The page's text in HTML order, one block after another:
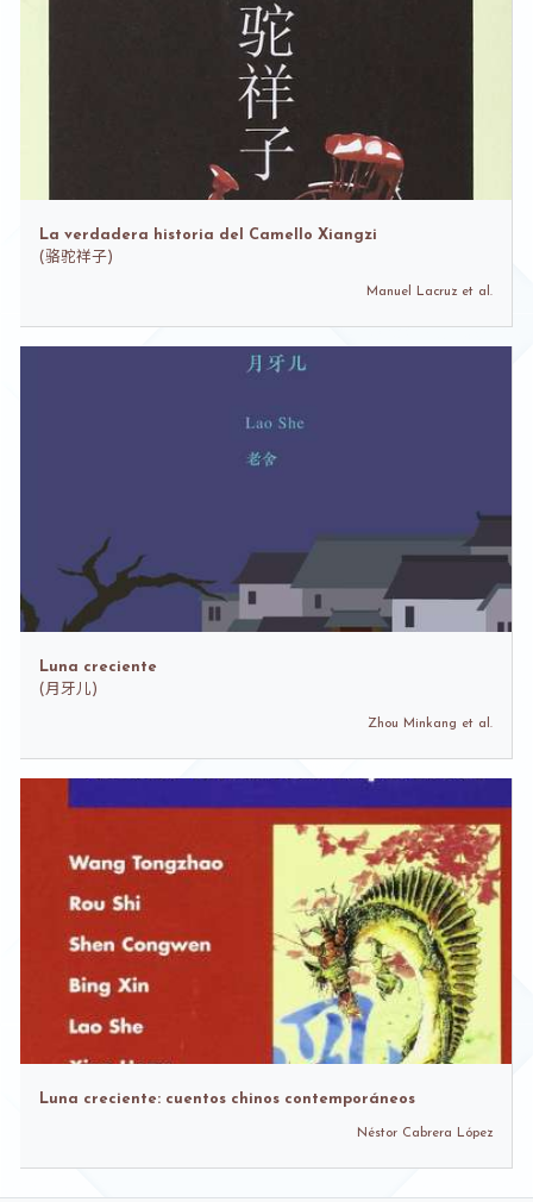
La verdadera historia del Camello Xiangzi
(骆驼祥子)
Manuel Lacruz et al.
Luna creciente
( 月牙儿)
Zhou Minkang et al.
Luna creciente: cuentos chinos contemporáneos
Néstor Cabrera López